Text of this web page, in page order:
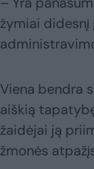
žymiai
Viena bendra
aiškią
žaidėjai ją
žmonės